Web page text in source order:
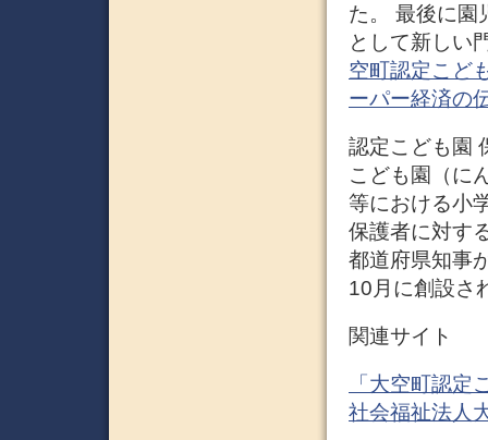
た。 最後に園
として新しい
空町認定こど
ーパー経済の
認定こども園
こども園（に
等における小
保護者に対す
都道府県知事
10月に創設さ
関連サイト
「大空町認
社会福祉法人